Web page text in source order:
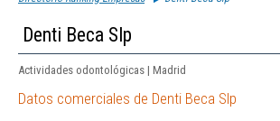
Denti Beca Slp
Actividades odontológicas | Madrid
Datos comerciales de Denti Beca Slp